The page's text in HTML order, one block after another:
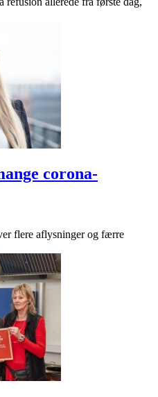
corona-
flere aflysninger og færre